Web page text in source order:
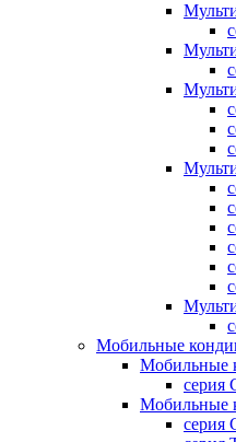
Мобильные
Мобильные
серия
Мобильные
серия